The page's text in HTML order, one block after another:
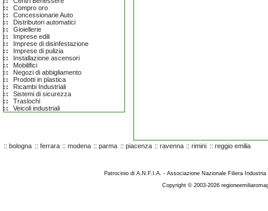
Compro oro
Concessionarie Auto
Distributori automatici
Gioiellerie
Imprese edili
Imprese di disinfestazione
Imprese di pulizia
Installazione ascensori
Mobilifici
Negozi di abbigliamento
Prodotti in plastica
Ricambi Industriali
Sistemi di sicurezza
Traslochi
Veicoli industriali
:: bologna :: ferrara :: modena :: parma :: piacenza :: ravenna :: rimini :: reggio emilia
Patrocinio di A.N.F.I.A. - Associazione Nazionale Filiera
Copyright © 2003-2026